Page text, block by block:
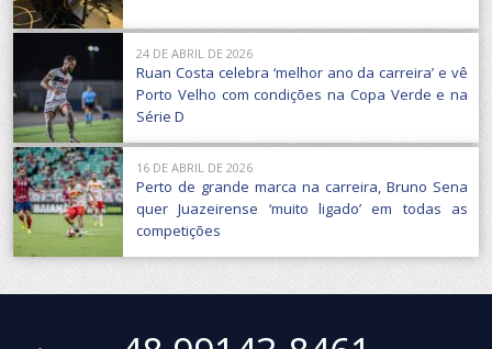
24 DE ABRIL DE 2026
Ruan Costa celebra ‘melhor ano da carreira’ e vê
Porto Velho com condições na Copa Verde e na
Série D
16 DE ABRIL DE 2026
Perto de grande marca na carreira, Bruno Sena
quer Juazeirense ‘muito ligado’ em todas as
competições